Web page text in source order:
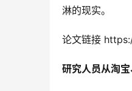
淋的现实。
论文链接
研究人员从淘